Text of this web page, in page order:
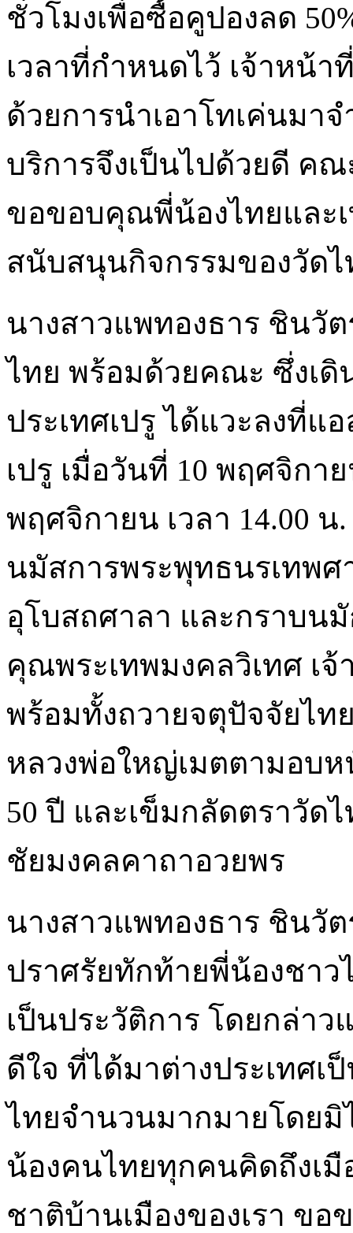
ชั่วโมงเพื่อซื้อคูปองลด
เวลาที่กำหนดไว้ เจ้าหน้
ด้วยการนำเอาโทเค่นมา
บริการจึงเป็นไปด้วยดี ค
ขอขอบคุณพี่น้องไทยและ
สนับสนุนกิจกรรมของวัด
นางสาวแพทองธาร ชินวั
ไทย พร้อมด้วยคณะ ซึ่งเ
ประเทศเปรู ได้แวะลงที่แ
เปรู เมื่อวันที่ 10 พฤศจิก
พฤศจิกายน เวลา 14.00
นมัสการพระพุทธนรเทพศ
อุโบสถศาลา และกราบน
คุณพระเทพมงคลวิเทศ เจ้
พร้อมทั้งถวายจตุปัจจัยไ
หลวงพ่อใหญ่เมตตามอบ
50 ปี และเข็มกลัดตราวัด
ชัยมงคลคาถาอวยพร
นางสาวแพทองธาร ชินวั
ปราศรัยทักท้ายพี่น้องชา
เป็นประวัติการ โดยกล่า
ดีใจ ที่ได้มาต่างประเทศ
ไทยจำนวนมากมายโดยมิ
น้องคนไทยทุกคนคิดถึงเมื
ชาติบ้านเมืองของเรา ข